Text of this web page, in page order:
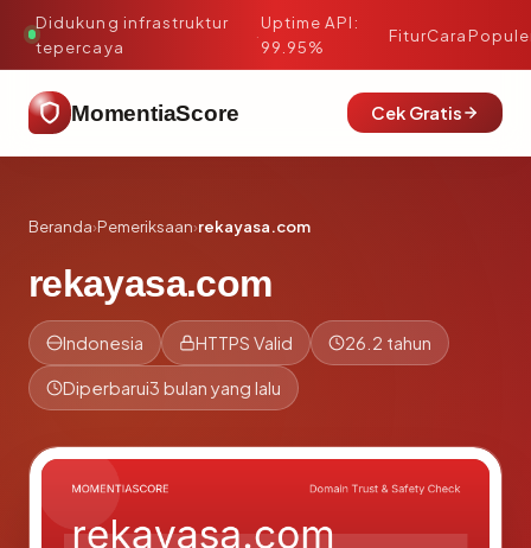
Didukung infrastruktur
tepercaya
·
Uptime API:
99.95%
FiturCara
MomentiaScore Cek Gratis
Beranda›Pemeriksaan›rekayasa.com
rekayasa.com
Indonesia HTTPS Valid 26.2 tahun
Diperbarui3 bulan yang lalu